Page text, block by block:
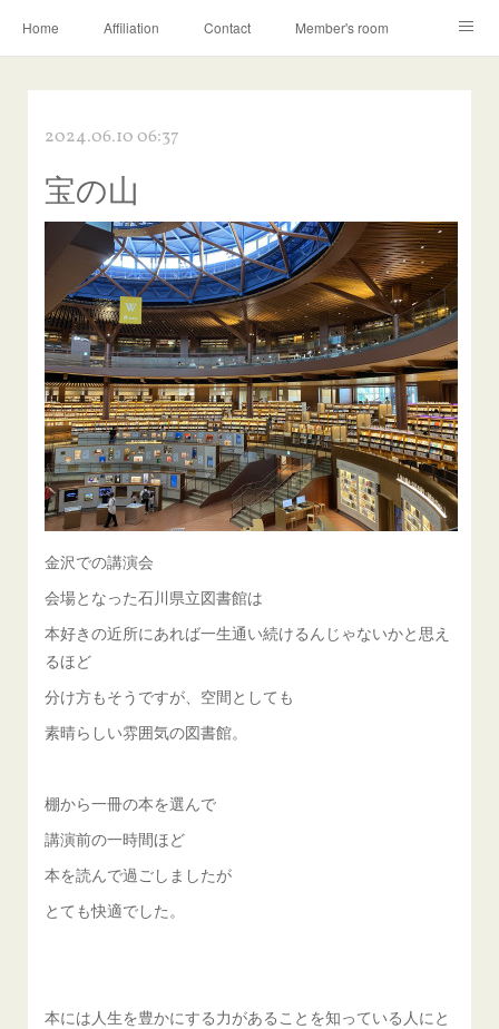
Home Affiliation Contact Member's room
2024.06.10 06:37
宝の山
金沢での講演会
会場となった石川県立図書館は
本好きの近所にあれば一生通い続けるんじゃないかと思え
るほど
分け方もそうですが、空間としても
素晴らしい雰囲気の図書館。
棚から一冊の本を選んで
講演前の一時間ほど
本を読んで過ごしましたが
とても快適でした。
本には人生を豊かにする力があることを知っている人にと